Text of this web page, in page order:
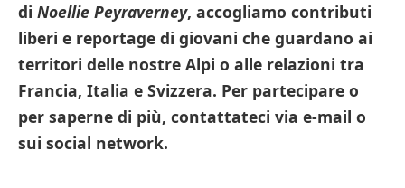
di Noellie Peyraverney, accogliamo contributi
liberi e reportage di giovani che guardano ai
territori delle nostre Alpi o alle relazioni tra
Francia, Italia e Svizzera. Per partecipare o
per saperne di più, contattateci via e-mail o
sui social network.